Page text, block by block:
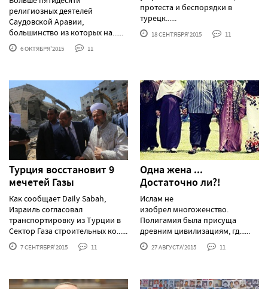
религиозных деятелей
Саудовской Аравии,
большинство из которых на......
6 ОКТЯБРЯ'2015 11
протеста и беспорядки в
турецк......
18 СЕНТЯБРЯ'2015 11
Турция восстановит 9
мечетей Газы
Как сообщает Daily Sabah,
Израиль согласовал
транспортировку из Турции в
Сектор Газа строительных ко......
7 СЕНТЯБРЯ'2015 11
Одна жена ...
Достаточно ли?!
Ислам не
изобрел многоженство.
Полигамия была присуща
древним цивилизациям, гд......
27 АВГУСТА'2015 11